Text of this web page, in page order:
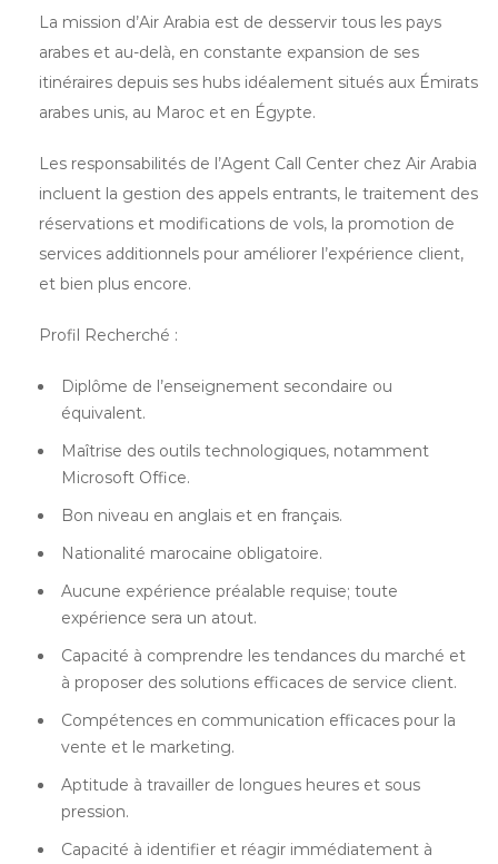
La mission d’Air Arabia est de desservir tous les pays
arabes et au-delà, en constante expansion de ses
itinéraires depuis ses hubs idéalement situés aux Émirats
arabes unis, au Maroc et en Égypte.
Les responsabilités de l’Agent Call Center chez Air Arabia
incluent la gestion des appels entrants, le traitement des
réservations et modifications de vols, la promotion de
services additionnels pour améliorer l’expérience client,
et bien plus encore.
Profil Recherché :
Diplôme de l’enseignement secondaire ou
équivalent.
Maîtrise des outils technologiques, notamment
Microsoft Office.
Bon niveau en anglais et en français.
Nationalité marocaine obligatoire.
Aucune expérience préalable requise; toute
expérience sera un atout.
Capacité à comprendre les tendances du marché et
à proposer des solutions efficaces de service client.
Compétences en communication efficaces pour la
vente et le marketing.
Aptitude à travailler de longues heures et sous
pression.
Capacité à identifier et réagir immédiatement à